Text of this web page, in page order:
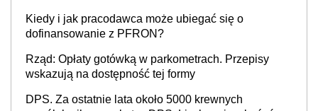
Kiedy i jak pracodawca może ubiegać się o
dofinansowanie z PFRON?
Rząd: Opłaty gotówką w parkometrach. Przepisy
wskazują na dostępność tej formy
DPS. Za ostatnie lata około 5000 krewnych